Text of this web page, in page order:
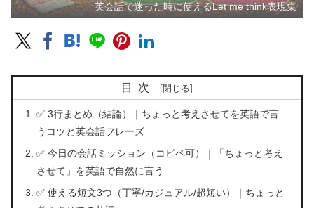
英会話で迷った時に使えるLet me think表現集
目次
✅ 3行まとめ（結論）｜ちょっと考えさせてを英語で言
うコツと英会話フレーズ
✅ 今日の会話ミッション（コピペ可）｜「ちょっと考え
させて」を英語で自然に言う
✅ 使える短文3つ（丁寧/カジュアル/超短い）｜ちょっと